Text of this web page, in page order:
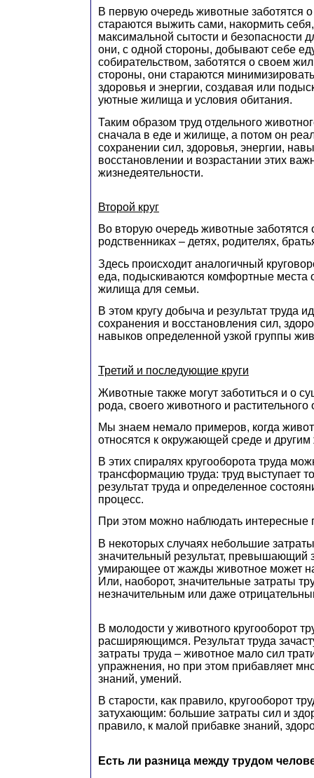
В первую очередь животные заботятся
стараются выжить сами, накормить
максимальной сытости и безопасности
они, с одной стороны, добывают себе
собирательством, заботятся о своем
стороны, они стараются
здоровья и энергии, создавая или
уютные жилища и условия обитания.
Таким образом труд отдельного
сначала в еде и жилище, а потом он
сохранении сил, здоровья, энергии,
восстановлении и возрастании этих
жизнедеятельности.
Второй круг
Во вторую очередь животные
родственниках – детях, родителях,
Здесь происходит аналогичный
еда, подыскиваются комфортные места
жилища для семьи.
В этом кругу добыча и результат труда
сохранения и восстановления сил,
навыков определенной узкой группы
Третий и последующие круги
Животные также могут заботиться и о
рода, своего животного и растительного
Мы знаем немало примеров, когда
относятся к окружающей среде и
В этих спиралях кругооборота труда
трансформацию труда: труд выступает
результат труда и определенное
процесс.
При этом можно наблюдать интересные
В некоторых случаях небольшие
значительный результат, превышающий
умирающее от жажды животное может
Или, наоборот, значительные затраты
незначительным или даже
В молодости у животного кругооборот
расширяющимся. Результат труда
затраты труда – животное мало сил
упражнения, но при этом прибавляет
знаний, умений.
В старости, как правило, кругооборот
затухающим: большие затраты сил и
правило, к малой прибавке знаний,
Есть ли разница между трудом